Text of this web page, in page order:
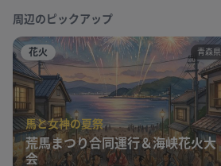
周辺のピックアップ
花火 青森県
馬と女神の夏祭
荒馬まつり合同運行＆海峡花火大
会